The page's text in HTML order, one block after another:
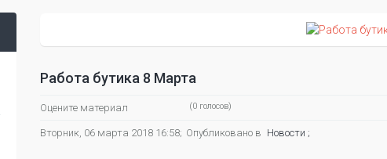
Работа бутика 8 Марта
Оцените материал (0 голосов)
Вторник, 06 марта 2018 16:58; Опубликовано в Новости ;